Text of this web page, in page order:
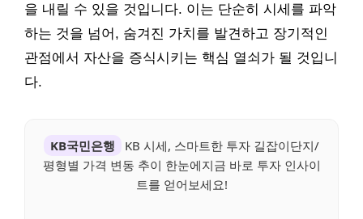
을 내릴 수 있을 것입니다. 이는 단순히 시세를 파악
하는 것을 넘어, 숨겨진 가치를 발견하고 장기적인
관점에서 자산을 증식시키는 핵심 열쇠가 될 것입니
다.
KB국민은행
KB 시세, 스마트한 투자 길잡이단지/
평형별 가격 변동 추이 한눈에지금 바로 투자 인사이
트를 얻어보세요!